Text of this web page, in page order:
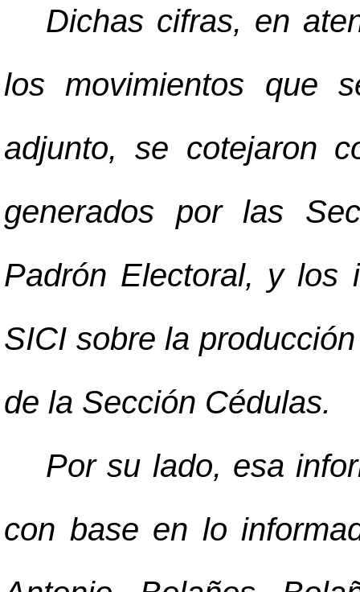
Dichas cifras, en
los movimientos que
adjunto, se cotejaron
generados por las
Padrón Electoral, y los
SICI sobre la
de la Sección Cédulas.
Por su lado, esa
con base en lo